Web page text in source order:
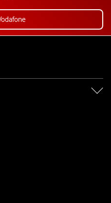
de Vodafone